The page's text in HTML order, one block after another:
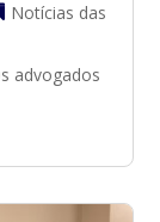
Notícias das
advogados